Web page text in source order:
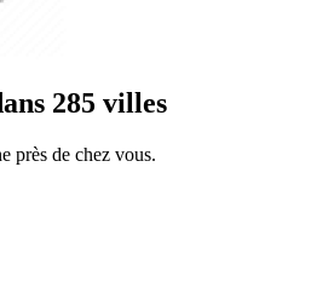
285 villes
près de chez vous.